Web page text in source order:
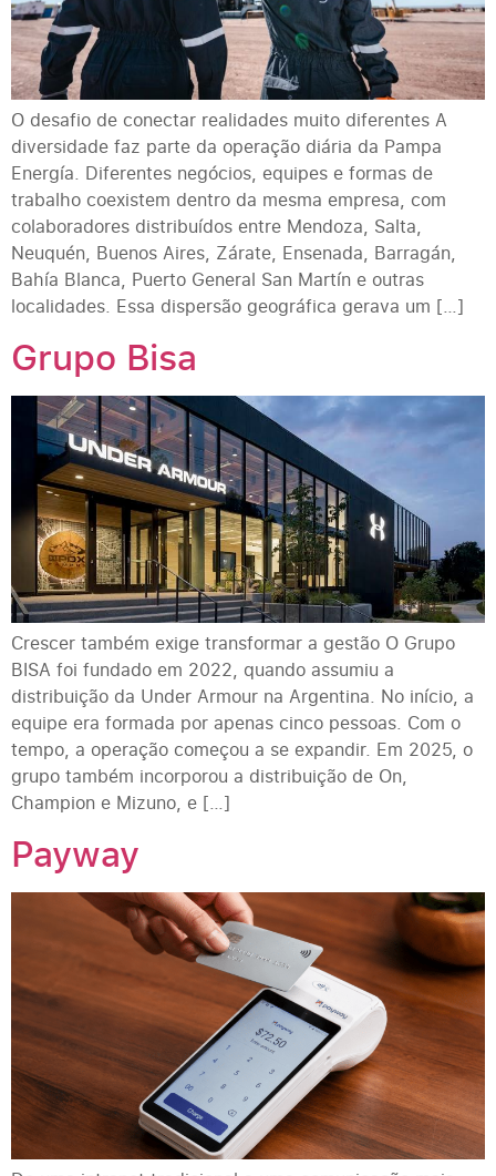
O desafio de conectar realidades muito diferentes A
diversidade faz parte da operação diária da Pampa
Energía. Diferentes negócios, equipes e formas de
trabalho coexistem dentro da mesma empresa, com
colaboradores distribuídos entre Mendoza, Salta,
Neuquén, Buenos Aires, Zárate, Ensenada, Barragán,
Bahía Blanca, Puerto General San Martín e outras
localidades. Essa dispersão geográfica gerava um […]
Grupo Bisa
Crescer também exige transformar a gestão O Grupo
BISA foi fundado em 2022, quando assumiu a
distribuição da Under Armour na Argentina. No início, a
equipe era formada por apenas cinco pessoas. Com o
tempo, a operação começou a se expandir. Em 2025, o
grupo também incorporou a distribuição de On,
Champion e Mizuno, e […]
Payway